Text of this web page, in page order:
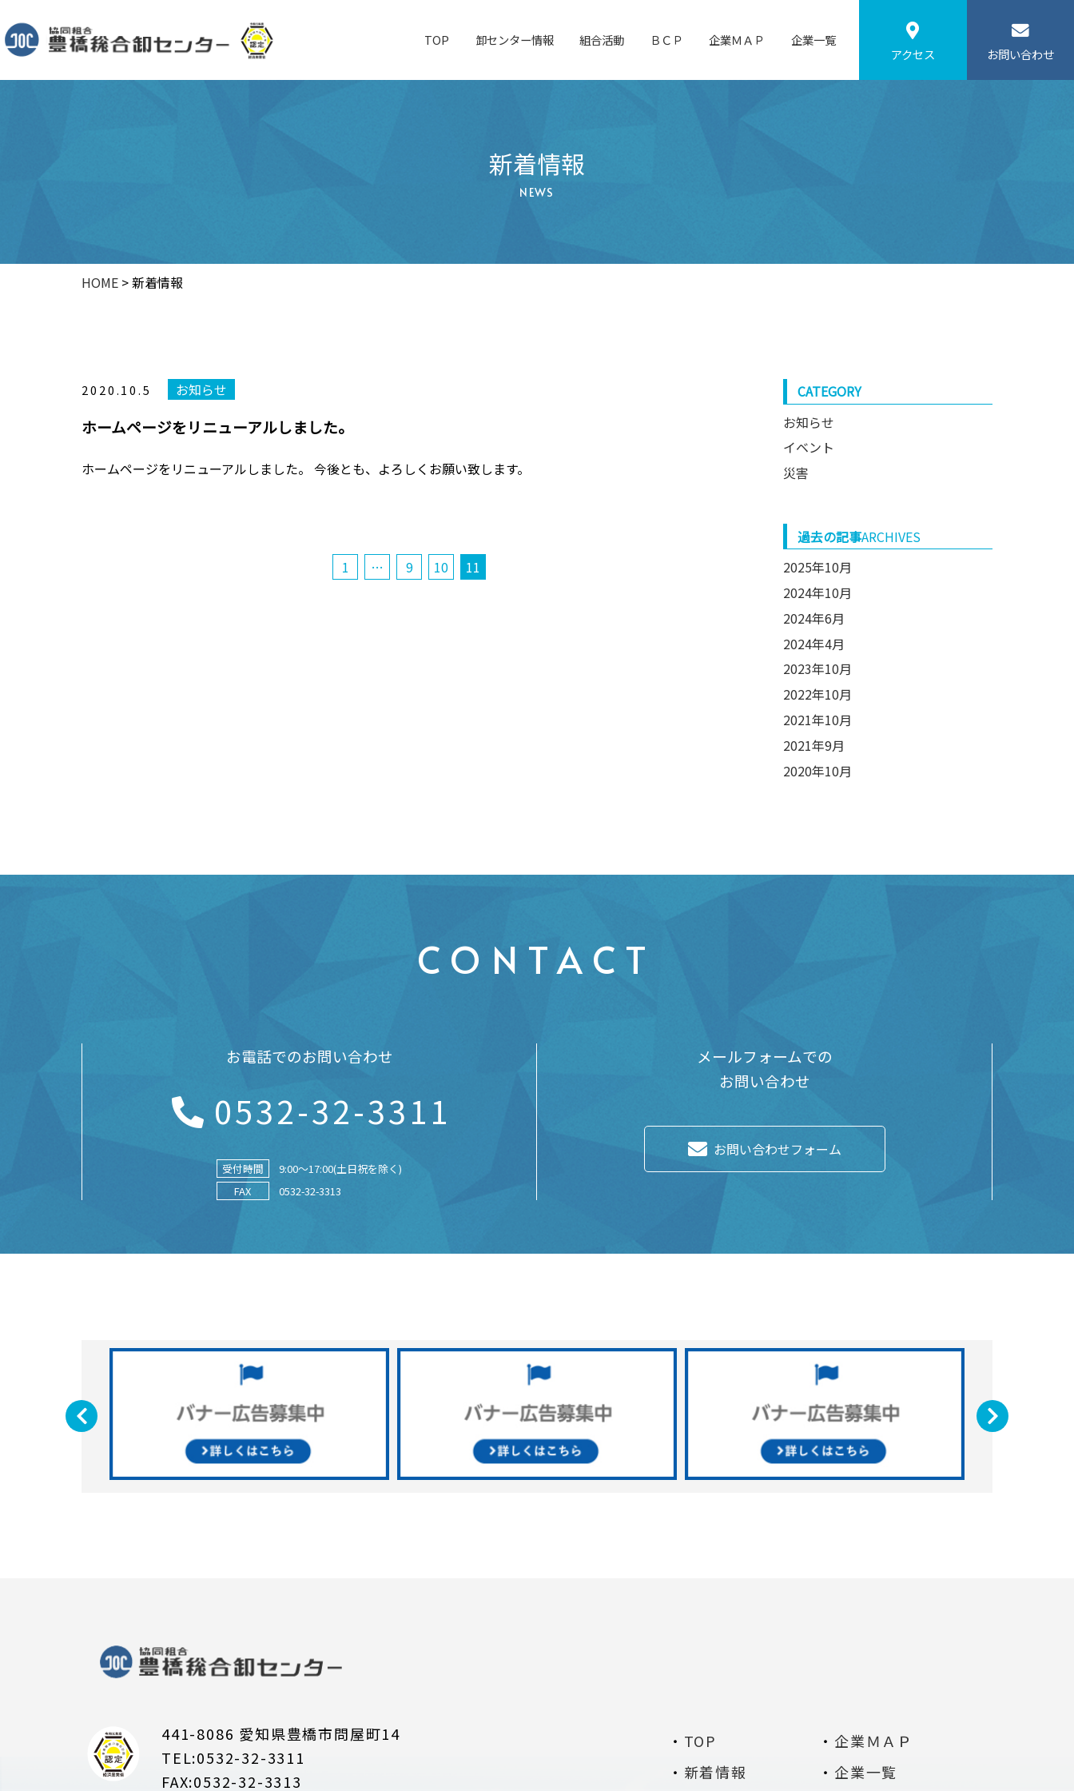
TOP 卸センター情報 組合活動 ＢＣＰ 企業ＭＡＰ
企業一覧
アクセス
お問い合わせ
新着情報
NEWS
HOME >新着情報
2020.10.5 お知らせ
ホームページをリニューアルしました。
ホームページをリニューアルしました。 今後とも、よろしくお願い致します。
1 … 9 10 11
CATEGORY
お知らせ
イベント
災害
過去の記事ARCHIVES
2025年10月
2024年10月
2024年6月
2024年4月
2023年10月
2022年10月
2021年10月
2021年9月
2020年10月
CONTACT
お電話でのお問い合わせ
0532-32-3311
受付時間
9:00～17:00(土日祝を除く)
FAX
0532-32-3313
メールフォームでの
お問い合わせ
お問い合わせフォーム
441-8086 愛知県豊橋市問屋町14
TEL:0532-32-3311
FAX:0532-32-3313
TOP
新着情報
企業ＭＡＰ
企業一覧